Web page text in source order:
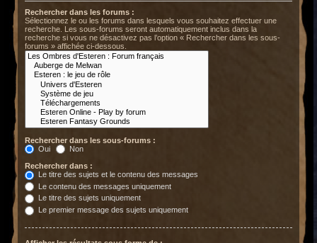
Rechercher dans les forums :
Sélectionnez le ou les forums dans lesquels vous souhaitez effectuer une
recherche. Les sous-forums seront automatiquement inclus dans la
recherche si vous ne désactivez pas l’option « Rechercher dans les sous-
forums » affichée ci-dessous.
Rechercher dans les sous-forums :
Oui
Non
Rechercher dans :
Le titre des sujets et le contenu des messages
Le contenu des messages uniquement
Le titre des sujets uniquement
Le premier message des sujets uniquement